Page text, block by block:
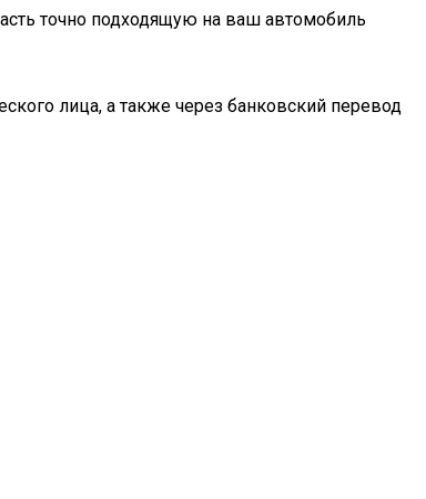
точно подходящую на ваш автомобиль
лица, а также через банковский перевод